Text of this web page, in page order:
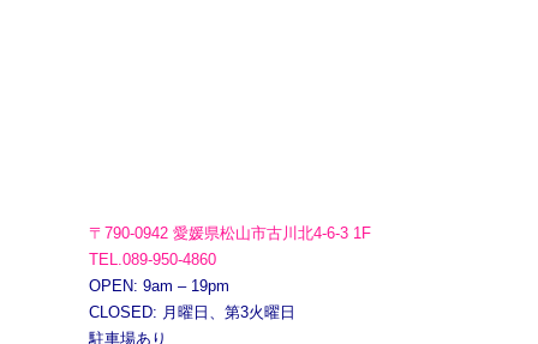
〒790-0942 愛媛県松山市古川北4-6-3 1F
TEL.089-950-4860
OPEN: 9am – 19pm
CLOSED: 月曜日、第3火曜日
駐車場あり